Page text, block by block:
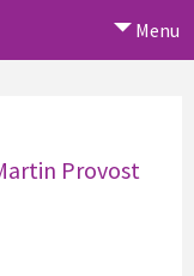
Menu
Provost